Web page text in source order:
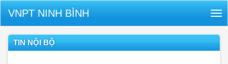
VNPT NINH BÌNH
TIN NỘI BỘ